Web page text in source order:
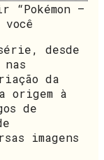
–
desde
nas
da
origem à
de
imagens